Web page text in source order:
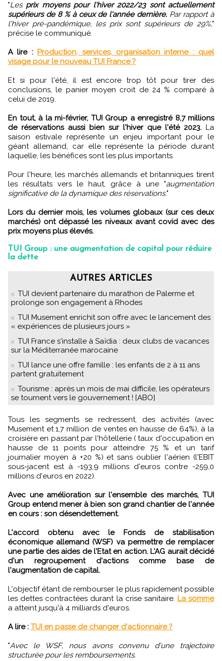
"Les prix moyens pour l'hiver 2022/23 sont actuellement
supérieurs de 8 % à ceux de l'année dernière. Par rapport à
l'hiver pré-pandémique, les prix sont supérieurs de 29%,"
précise le communiqué.
A lire : Production, services, organisation interne : quel
visage pour le nouveau TUI France ?
Et si pour l'été, il est encore trop tôt pour tirer des
conclusions, le panier moyen croit de 24 % comparé à
celui de 2019.
En tout, à la mi-février, TUI Group a enregistré 8,7 millions
de réservations aussi bien sur l'hiver que l'été 2023. La
saison estivale représente un enjeu important pour le
géant allemand, car elle représente la période durant
laquelle, les bénéfices sont les plus importants.
Pour l'heure, les marchés allemands et britanniques tirent
les résultats vers le haut, grâce à une "augmentation
significative de la dynamique des réservations."
Lors du dernier mois, les volumes globaux (sur ces deux
marchés) ont dépassé les niveaux avant covid avec des
prix moyens plus élevés.
TUI Group : une augmentation de capital pour réduire
la dette
AUTRES ARTICLES
TUI devient partenaire du marathon de Palerme et
prolonge son engagement à Rhodes
TUI Musement enrichit son offre avec le lancement des
« expériences de plusieurs jours »
TUI France s'installe à Saïdia : deux clubs de vacances
sur la Méditerranée marocaine
TUI lance une offre famille : les enfants de 2 à 11 ans
partent gratuitement
Tourisme : après un mois de mai difficile, les opérateurs
se tournent vers le gouvernement ! [ABO]
Tous les segments se redressent, des activités (avec
Musement et 1,7 million de ventes en hausse de 64%), à la
croisière en passant par l'hôtellerie ( taux d'occupation en
hausse de 11 points pour atteindre 75 % et un tarif
journalier moyen à +20 %) et sans oublier l'aérien (l'EBIT
sous-jacent est à -193,9 millions d'euros contre -259,0
millions d'euros en 2022).
Avec une amélioration sur l'ensemble des marchés, TUI
Group entend mener à bien son grand chantier de l'année
en cours : son désendettement.
L'accord obtenu avec le Fonds de stabilisation
économique allemand (WSF) va permettre de remplacer
une partie des aides de l'Etat en action. L'AG aurait décidé
d'un regroupement d'actions comme base de
l'augmentation de capital.
L'objectif étant de rembourser le plus rapidement possible
les dettes contractées durant la crise sanitaire. La somme
a atteint jusqu'à 4 milliards d'euros.
A lire : TUI en passe de changer d'actionnaire ?
"Avec le WSF, nous avons convenu d'une trajectoire
structurée pour les remboursements.